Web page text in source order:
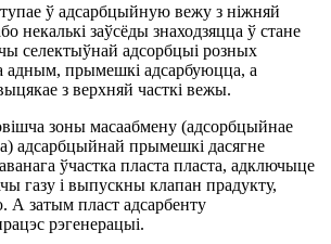
ў адсарбцыйную вежу з ніжняй
некалькі заўсёды знаходзяцца ў стане
селектыўнай адсорбцыі розных
адным, прымешкі адсарбуюцца, а
з верхняй часткі вежы.
зоны масаабмену (адсорбцыйнае
адсарбцыйнай прымешкі дасягне
ўчастка пласта пласта, адключыце
газу і выпускны клапан прадукту,
А затым пласт адсарбенту
рэгенерацыі.